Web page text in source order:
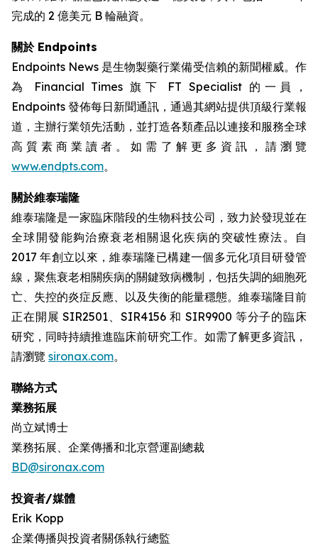
完成的 2 億美元 B 輪融資。
關於 Endpoints
Endpoints News 是生物製藥行業備受信賴的新聞權威。作
為 Financial Times 旗下 FT Specialist 的一員，
Endpoints 發佈每日新聞通訊，通過其網站提供頂級行業報
道，主辦行業領先活動，並打造各類產品以連接和服務全球
高質素商業讀者。如需了解更多資訊，請瀏覽
www.endpts.com。
關於維泰瑞隆
維泰瑞隆是一家臨床階段的生物科技公司，致力於發現並在
全球開發能夠治療衰老相關退化疾病的突破性療法。自
2017 年創立以來，維泰瑞隆已構建一個多元化項目研發管
線，聚焦衰老相關疾病的關鍵致病機制，包括失調的細胞死
亡、失控的炎症反應、以及失衡的能量穩態。維泰瑞隆目前
正在開展 SIR2501、SIR4156 和 SIR9900 等分子的臨床
研究，同時持續推進臨床前研究工作。如需了解更多資訊，
請瀏覽 sironax.com。
聯絡方式
業務拓展
尚立斌博士
業務拓展、企業傳播和北京營運副總裁
BD@sironax.com
投資者/媒體
Erik Kopp
企業傳播與投資者關係執行總監